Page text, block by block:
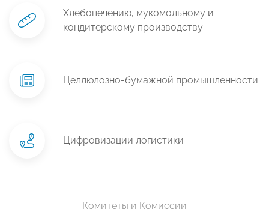
Хлебопечению, мукомольному и
кондитерскому производству
Целлюлозно-бумажной промышленности
Цифровизации логистики
Комитеты и Комиссии